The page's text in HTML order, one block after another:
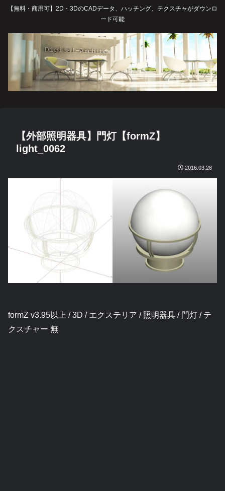
【無料・商用可】2D・3DのCADデータ、ハッチング、テクスチャがダウンロ
ード可能
【外部照明器具】門灯【formZ】
light_0062
2016.03.28
formZ v3.95以上 / 3D / エクステリア / 照明器具 / 門灯 / テ
クスチャー 無